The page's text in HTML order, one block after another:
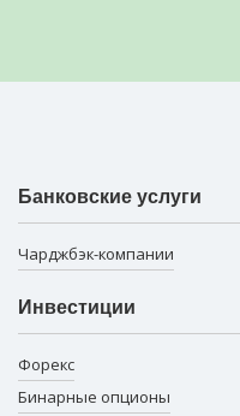
Банковские услуги
Чарджбэк-компании
Инвестиции
Форекс
Бинарные опционы